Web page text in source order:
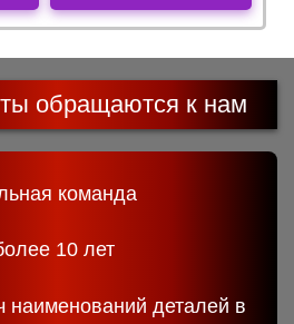
обращаются к нам
команда
10 лет
наименований деталей в